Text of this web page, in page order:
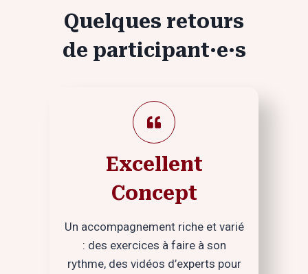
Quelques retours
de participant·e·s
Excellent
Concept
Un accompagnement riche et varié
: des exercices à faire à son
rythme, des vidéos d’experts pour